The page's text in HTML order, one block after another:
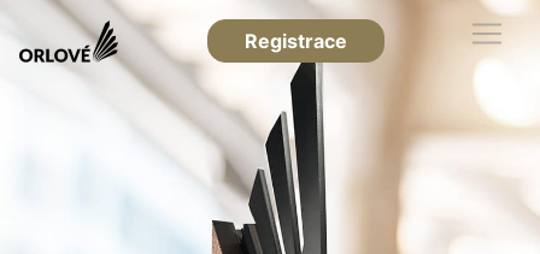
Registrace